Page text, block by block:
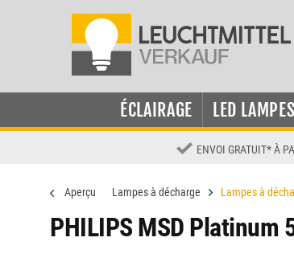
ÉCLAIRAGE LED LAMPES
ENVOI GRATUIT* À
Aperçu Lampes à décharge Lampes à
PHILIPS MSD Platinum